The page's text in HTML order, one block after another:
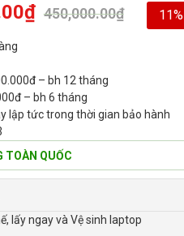
450,000.00₫
₫ 11%
– bh 12 tháng
– bh 6 tháng
lập tức trong thời gian bảo hành
TOÀN QUỐC
lấy ngay và Vệ sinh laptop